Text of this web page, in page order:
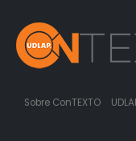
Sobre ConTEXTO